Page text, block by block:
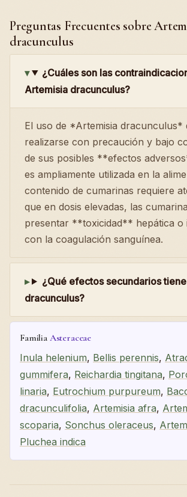
Preguntas Frecuentes sobre
dracunculus
¿Cuáles son las
Artemisia dracunculus?
El uso de *Artemisia dracunculus*
realizarse con precaución y bajo
de sus posibles **efectos
es ampliamente utilizada en la
contenido de cumarinas requiere
que en dosis elevadas, las
presentar **toxicidad** hepática o
con la coagulación sanguínea.
¿Qué efectos secundarios
dracunculus?
Familia Asteraceae
Inula helenium, Bellis perennis,
gummifera, Reichardia tingitana,
linaria, Eutrochium purpureum,
dracunculifolia, Artemisia afra,
scoparia, Sonchus oleraceus,
Pluchea indica